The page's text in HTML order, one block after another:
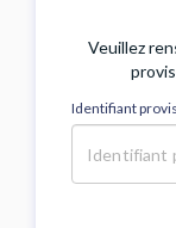
Veuillez
Identifiant